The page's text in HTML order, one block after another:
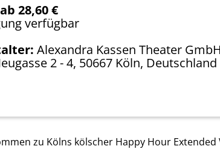
28,60 €
verfügbar
Alexandra Kassen Theater
2 - 4, 50667 Köln, Deutschland
zu Kölns kölscher Happy Hour Extended
für die einwandfreie Funktion